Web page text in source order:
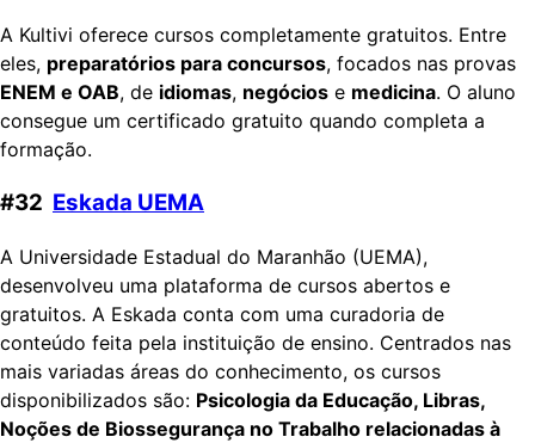
A Kultivi oferece cursos completamente gratuitos. Entre
eles, preparatórios para concursos, focados nas provas
ENEM e OAB, de idiomas, negócios e medicina. O aluno
consegue um certificado gratuito quando completa a
formação.
#32 Eskada UEMA
A Universidade Estadual do Maranhão (UEMA),
desenvolveu uma plataforma de cursos abertos e
gratuitos. A Eskada conta com uma curadoria de
conteúdo feita pela instituição de ensino. Centrados nas
mais variadas áreas do conhecimento, os cursos
disponibilizados são: Psicologia da Educação, Libras,
Noções de Biossegurança no Trabalho relacionadas à